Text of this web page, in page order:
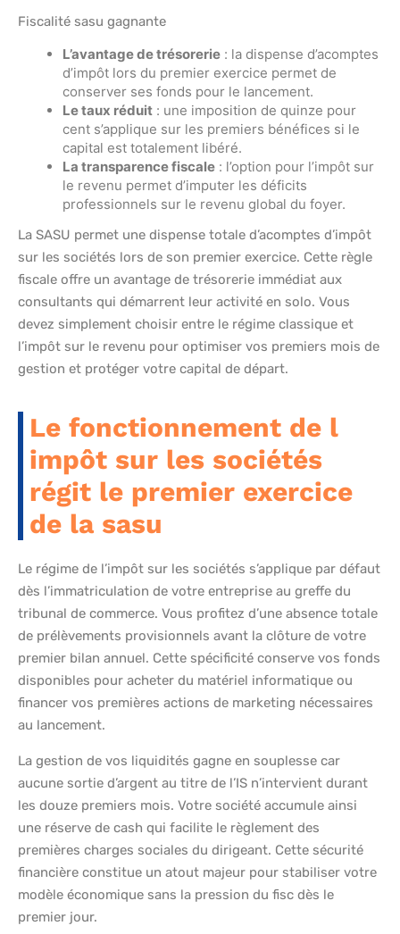
Fiscalité sasu gagnante
L’avantage de trésorerie : la dispense d’acomptes
d’impôt lors du premier exercice permet de
conserver ses fonds pour le lancement.
Le taux réduit : une imposition de quinze pour
cent s’applique sur les premiers bénéfices si le
capital est totalement libéré.
La transparence fiscale : l’option pour l’impôt sur
le revenu permet d’imputer les déficits
professionnels sur le revenu global du foyer.
La SASU permet une dispense totale d’acomptes d’impôt
sur les sociétés lors de son premier exercice. Cette règle
fiscale offre un avantage de trésorerie immédiat aux
consultants qui démarrent leur activité en solo. Vous
devez simplement choisir entre le régime classique et
l’impôt sur le revenu pour optimiser vos premiers mois de
gestion et protéger votre capital de départ.
Le fonctionnement de l
impôt sur les sociétés
régit le premier exercice
de la sasu
Le régime de l’impôt sur les sociétés s’applique par défaut
dès l’immatriculation de votre entreprise au greffe du
tribunal de commerce. Vous profitez d’une absence totale
de prélèvements provisionnels avant la clôture de votre
premier bilan annuel. Cette spécificité conserve vos fonds
disponibles pour acheter du matériel informatique ou
financer vos premières actions de marketing nécessaires
au lancement.
La gestion de vos liquidités gagne en souplesse car
aucune sortie d’argent au titre de l’IS n’intervient durant
les douze premiers mois. Votre société accumule ainsi
une réserve de cash qui facilite le règlement des
premières charges sociales du dirigeant. Cette sécurité
financière constitue un atout majeur pour stabiliser votre
modèle économique sans la pression du fisc dès le
premier jour.